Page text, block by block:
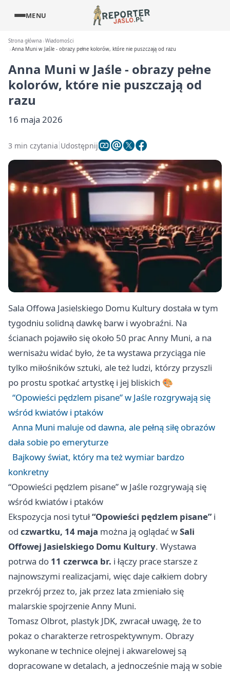
MENU
Strona główna Wiadomości
Anna Muni w Jaśle - obrazy pełne kolorów, które nie puszczają od razu
Anna Muni w Jaśle - obrazy pełne
kolorów, które nie puszczają od
razu
16 maja 2026
3 min czytania Udostępnij
Sala Offowa Jasielskiego Domu Kultury dostała w tym
tygodniu solidną dawkę barw i wyobraźni. Na
ścianach pojawiło się około 50 prac Anny Muni, a na
wernisażu widać było, że ta wystawa przyciąga nie
tylko miłośników sztuki, ale też ludzi, którzy przyszli
po prostu spotkać artystkę i jej bliskich 🎨
“Opowieści pędzlem pisane” w Jaśle rozgrywają się
wśród kwiatów i ptaków
Anna Muni maluje od dawna, ale pełną siłę obrazów
dała sobie po emeryturze
Bajkowy świat, który ma też wymiar bardzo
konkretny
“Opowieści pędzlem pisane” w Jaśle rozgrywają się
wśród kwiatów i ptaków
Ekspozycja nosi tytuł“Opowieści pędzlem pisane”i
od czwartku, 14 maja można ją oglądać wSali
Offowej Jasielskiego Domu Kultury. Wystawa
potrwa do 11 czerwca br. i łączy prace starsze z
najnowszymi realizacjami, więc daje całkiem dobry
przekrój przez to, jak przez lata zmieniało się
malarskie spojrzenie Anny Muni.
Tomasz Olbrot, plastyk JDK, zwracał uwagę, że to
pokaz o charakterze retrospektywnym. Obrazy
wykonane w technice olejnej i akwarelowej są
dopracowane w detalach, a jednocześnie mają w sobie